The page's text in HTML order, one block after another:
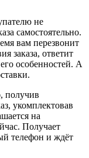
не
самостоятельно.
вам перезвонит
заказа, ответит
особенностей. А
получив
укомплектовав
на
Получает
телефон и ждёт